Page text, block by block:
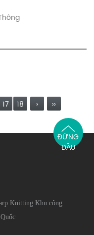
17 18 › ››
Knitting Khu công
ĐỨNG
ĐẦU